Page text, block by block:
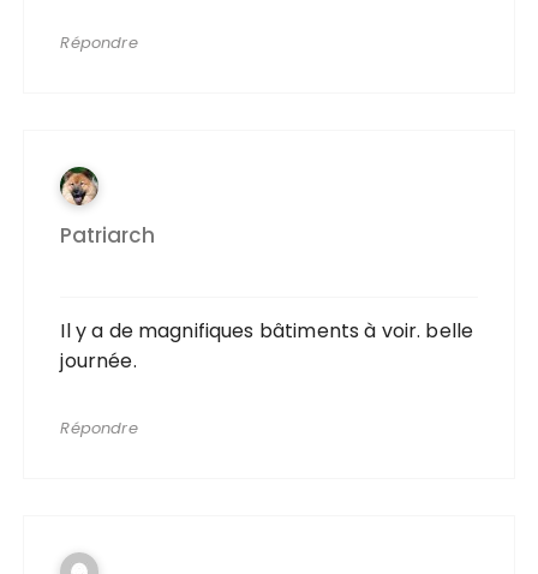
Répondre
Patriarch
Il y a de magnifiques bâtiments à voir. belle
journée.
Répondre